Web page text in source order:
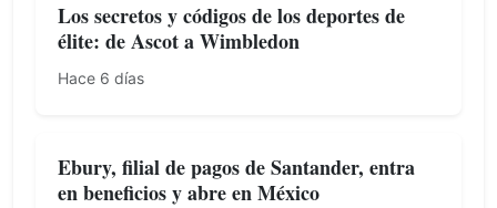
Los secretos y códigos de los deportes de
élite: de Ascot a Wimbledon
Hace 6 días
Ebury, filial de pagos de Santander, entra
en beneficios y abre en México